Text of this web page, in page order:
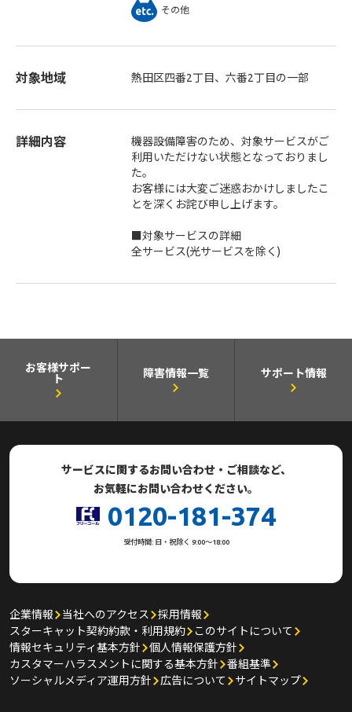
その他
対象地域 熱田区四番2丁目、六番2丁目の一部
詳細内容
機器設備障害のため、対象サービスがご
利用いただけない状態となっておりまし
た。
お客様には大変ご迷惑おかけしましたこ
とを深くお詫び申し上げます。
■対象サービスの詳細
全サービス(光サービスを除く)
お客様サポー
ト
障害情報一覧 サポート情報
サービスに関するお問い合わせ・ご相談など、
お気軽にお問い合わせください。
0120-181-374
受付時間: 日・祝除く 9:00～18:00
企業情報 当社へのアクセス
採用情報
スターキャット契約約款・利用規約
このサイトについて
情報セキュリティ基本方針
個人情報保護方針
カスタマーハラスメントに関する基本方針
番組基準
ソーシャルメディア運用方針
広告について サイトマップ